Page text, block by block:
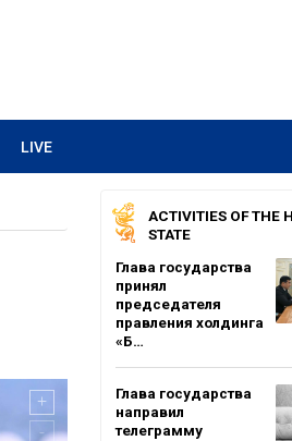
LIVE
ACTIVITIES OF THE
STATE
Глава государства
принял
председателя
правления холдинга
«Б…
Глава государства
направил
телеграмму